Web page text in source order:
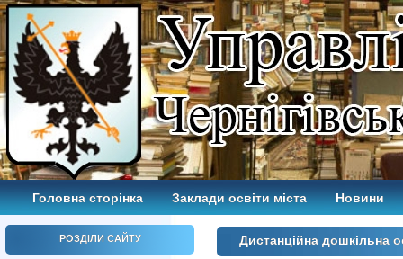
Головна сторінка Заклади освіти міста Новини
РОЗДІЛИ САЙТУ Дистанційна дошкільна